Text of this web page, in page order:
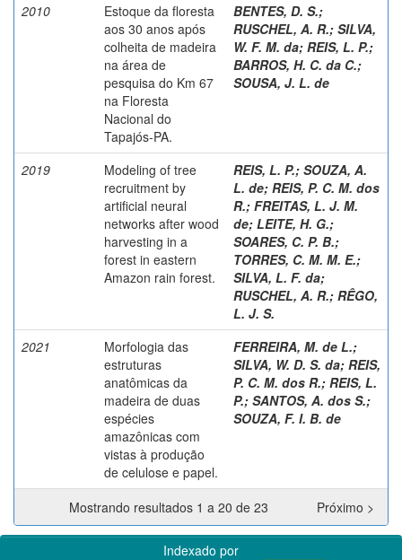
2010
Estoque da floresta
aos 30 anos após
colheita de madeira
na área de
pesquisa do Km 67
na Floresta
Nacional do
Tapajós-PA.
BENTES, D. S.;
RUSCHEL, A. R.; SILVA,
W. F. M. da; REIS, L. P.;
BARROS, H. C. da C.;
SOUSA, J. L. de
2019
Modeling of tree
recruitment by
artificial neural
networks after wood
harvesting in a
forest in eastern
Amazon rain forest.
REIS, L. P.; SOUZA, A.
L. de; REIS, P. C. M. dos
R.; FREITAS, L. J. M.
de; LEITE, H. G.;
SOARES, C. P. B.;
TORRES, C. M. M. E.;
SILVA, L. F. da;
RUSCHEL, A. R.; RÊGO,
L. J. S.
2021
Morfologia das
estruturas
anatômicas da
madeira de duas
espécies
amazônicas com
vistas à produção
de celulose e papel.
FERREIRA, M. de L.;
SILVA, W. D. S. da; REIS,
P. C. M. dos R.; REIS, L.
P.; SANTOS, A. dos S.;
SOUZA, F. I. B. de
Mostrando resultados 1 a 20 de 23 Próximo >
Indexado por